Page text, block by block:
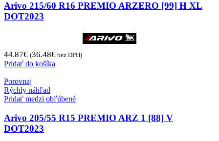
Arivo 215/60 R16 PREMIO ARZERO [99] H XL
DOT2023
44.87€ (36.48€ bez DPH)
Pridať do košíka
Porovnaj
Rýchly náhľad
Pridať medzi obľúbené
Arivo 205/55 R15 PREMIO ARZ 1 [88] V
DOT2023